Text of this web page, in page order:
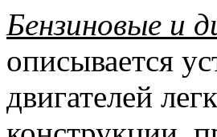
Бензиновые и
описывается
двигателей